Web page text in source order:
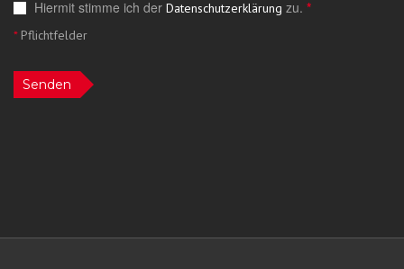
Hiermit stimme ich der Datenschutzerklärung zu. *
*Pflichtfelder
Senden